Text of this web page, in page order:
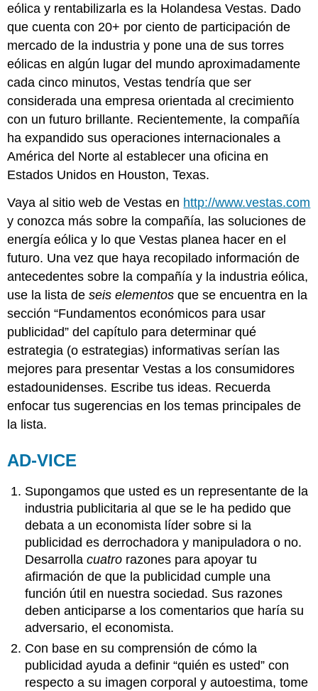
eólica y rentabilizarla es la Holandesa Vestas. Dado
que cuenta con 20+ por ciento de participación de
mercado de la industria y pone una de sus torres
eólicas en algún lugar del mundo aproximadamente
cada cinco minutos, Vestas tendría que ser
considerada una empresa orientada al crecimiento
con un futuro brillante. Recientemente, la compañía
ha expandido sus operaciones internacionales a
América del Norte al establecer una oficina en
Estados Unidos en Houston, Texas.
Vaya al sitio web de Vestas en http://www.vestas.com
y conozca más sobre la compañía, las soluciones de
energía eólica y lo que Vestas planea hacer en el
futuro. Una vez que haya recopilado información de
antecedentes sobre la compañía y la industria eólica,
use la lista deseis elementos que se encuentra en la
sección “Fundamentos económicos para usar
publicidad” del capítulo para determinar qué
estrategia (o estrategias) informativas serían las
mejores para presentar Vestas a los consumidores
estadounidenses. Escribe tus ideas. Recuerda
enfocar tus sugerencias en los temas principales de
la lista.
AD-VICE
Supongamos que usted es un representante de la
industria publicitaria al que se le ha pedido que
debata a un economista líder sobre si la
publicidad es derrochadora y manipuladora o no.
Desarrollacuatro razones para apoyar tu
afirmación de que la publicidad cumple una
función útil en nuestra sociedad. Sus razones
deben anticiparse a los comentarios que haría su
adversario, el economista.
Con base en su comprensión de cómo la
publicidad ayuda a definir “quién es usted” con
respecto a su imagen corporal y autoestima, tome